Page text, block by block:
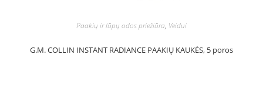
Paakių ir lūpų odos priežiūra, Veidui
G.M. COLLIN INSTANT RADIANCE PAAKIŲ KAUKĖS, 5 poros